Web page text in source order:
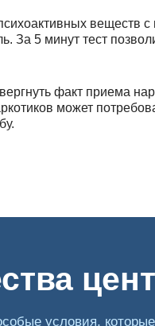
За 5 минут тест
факт приема
может
факта
условия,